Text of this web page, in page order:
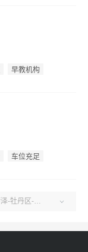
早教机构
车位充足
